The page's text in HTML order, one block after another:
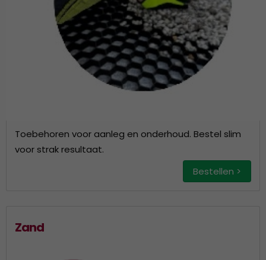
Toebehoren voor aanleg en onderhoud. Bestel slim
voor strak resultaat.
Bestellen >
Zand